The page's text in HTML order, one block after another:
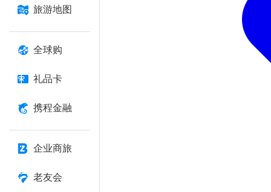
旅游地图
全球购
礼品卡
携程金融
企业商旅
老友会